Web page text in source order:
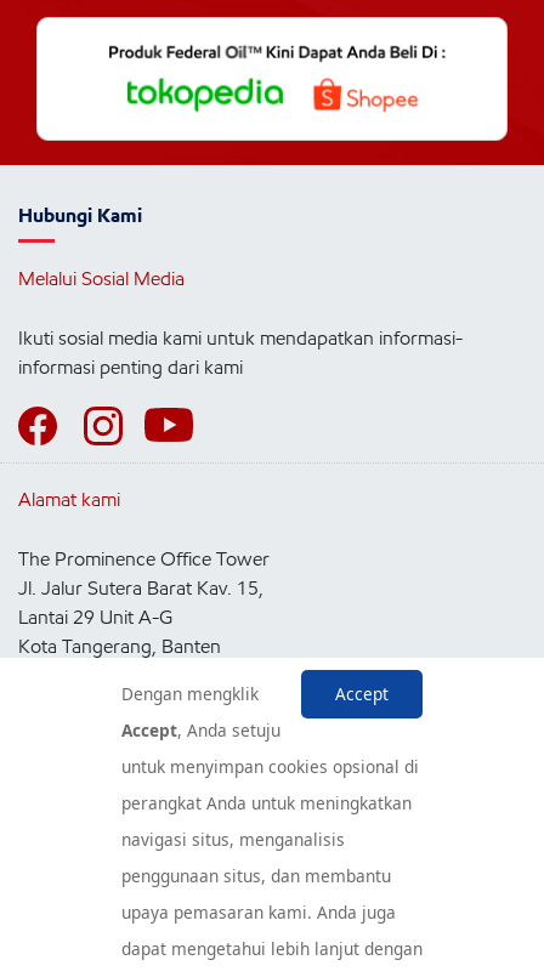
Hubungi Kami
Melalui Sosial Media
Ikuti sosial media kami untuk mendapatkan informasi-
informasi penting dari kami
Alamat kami
The Prominence Office Tower
Jl. Jalur Sutera Barat Kav. 15,
Lantai 29 Unit A-G
Kota Tangerang, Banten
Pusat Layanan Konsumen
Accept
Dengan mengklik
Accept, Anda setuju
untuk menyimpan cookies opsional di
perangkat Anda untuk meningkatkan
navigasi situs, menganalisis
penggunaan situs, dan membantu
upaya pemasaran kami. Anda juga
dapat mengetahui lebih lanjut dengan